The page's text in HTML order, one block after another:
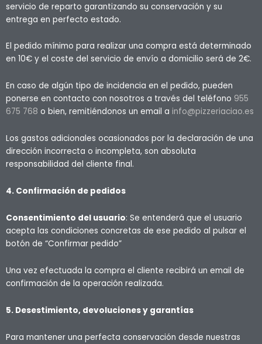
servicio de reparto garantizando su conservación y su
entrega en perfecto estado.
El pedido mínimo para realizar una compra está determinado
en 10€ y el coste del servicio de envío a domicilio será de 2€.
En caso de algún tipo de incidencia en el pedido, pueden
ponerse en contacto con nosotros a través del teléfono 955
675 768 o bien, remitiéndonos un email a info@pizzeriaciao.es
Los gastos adicionales ocasionados por la declaración de una
dirección incorrecta o incompleta, son absoluta
responsabilidad del cliente final.
4. Confirmación de pedidos
Consentimiento del usuario: Se entenderá que el usuario
acepta las condiciones concretas de ese pedido al pulsar el
botón de “Confirmar pedido”
Una vez efectuada la compra el cliente recibirá un email de
confirmación de la operación realizada.
5. Desestimiento, devoluciones y garantías
Para mantener una perfecta conservación desde nuestras